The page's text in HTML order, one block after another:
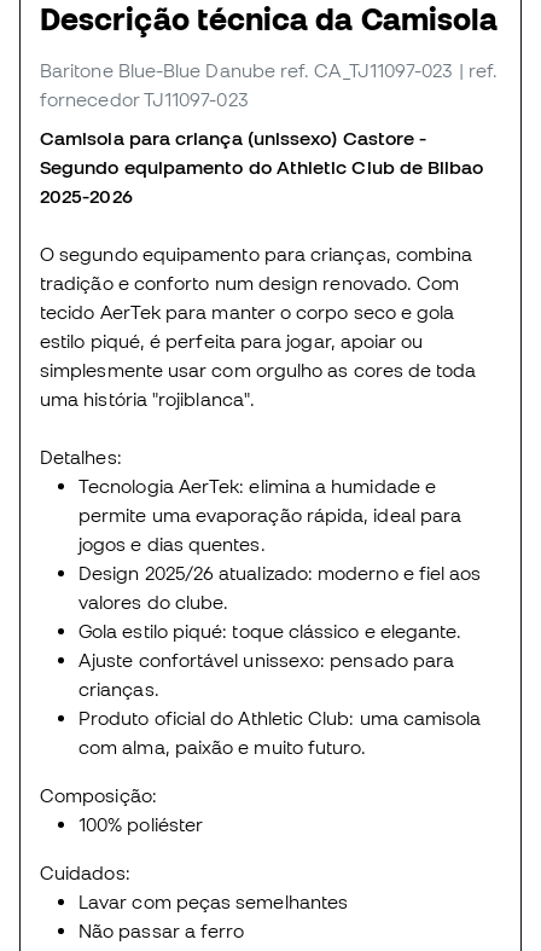
Descrição técnica da Camisola
Baritone Blue-Blue Danube ref. CA_TJ11097-023 | ref.
fornecedor TJ11097-023
Camisola para criança (unissexo) Castore -
Segundo equipamento do Athletic Club de Bilbao
2025-2026
O segundo equipamento para crianças, combina
tradição e conforto num design renovado. Com
tecido AerTek para manter o corpo seco e gola
estilo piqué, é perfeita para jogar, apoiar ou
simplesmente usar com orgulho as cores de toda
uma história "rojiblanca".
Detalhes:
Tecnologia AerTek: elimina a humidade e
permite uma evaporação rápida, ideal para
jogos e dias quentes.
Design 2025/26 atualizado: moderno e fiel aos
valores do clube.
Gola estilo piqué: toque clássico e elegante.
Ajuste confortável unissexo: pensado para
crianças.
Produto oficial do Athletic Club: uma camisola
com alma, paixão e muito futuro.
Composição:
100% poliéster
Cuidados:
Lavar com peças semelhantes
Não passar a ferro